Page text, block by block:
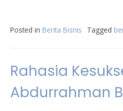
Posted in Berita Bisnis Tagged
Rahasia
Abdurrahman